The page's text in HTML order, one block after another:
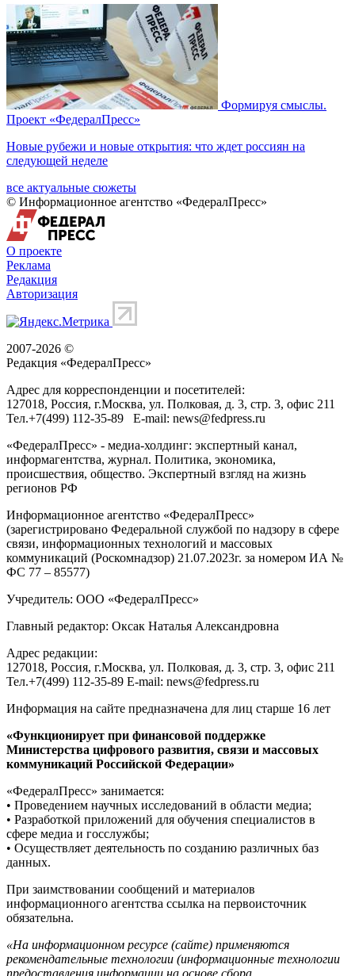
Формируя смыслы.
Проект «ФедералПресс»
Новые рубежи и новые открытия: что ждет россиян на
следующей неделе
все актуальные сюжеты
© Информационное агентство «ФедералПресс»
О проекте
Реклама
Редакция
Авторизация
2007-2026 ©
Редакция «ФедералПресс»
Адрес для корреспонденции и посетителей:
127018, Россия, г.Москва, ул. Полковая, д. 3, стр. 3, офис 211
Тел.+7(499) 112-35-89 E-mail: news@fedpress.ru
«ФедералПресс» - медиа-холдинг: экспертный канал,
информагентства, журнал. Политика, экономика,
происшествия, общество. Экспертный взгляд на жизнь
регионов РФ
Информационное агентство «ФедералПресс»
(зарегистрировано Федеральной службой по надзору в сфере
связи, информационных технологий и массовых
коммуникаций (Роскомнадзор) 21.07.2023г. за номером ИА №
ФС 77 – 85577)
Учредитель: ООО «ФедералПресс»
Главный редактор: Оксак Наталья Александровна
Адрес редакции:
127018, Россия, г.Москва, ул. Полковая, д. 3, стр. 3, офис 211
Тел.+7(499) 112-35-89 E-mail: news@fedpress.ru
Информация на сайте предназначена для лиц старше 16 лет
«Функционирует при финансовой поддержке
Министерства цифрового развития, связи и массовых
коммуникаций Российской Федерации»
«ФедералПресс» занимается:
• Проведением научных исследований в области медиа;
• Разработкой приложений для обучения специалистов в
сфере медиа и госслужбы;
• Осуществляет деятельность по созданию различных баз
данных.
При заимствовании сообщений и материалов
информационного агентства ссылка на первоисточник
обязательна.
«На информационном ресурсе (сайте) применяются
рекомендательные технологии (информационные технологии
предоставления информации на основе сбора,